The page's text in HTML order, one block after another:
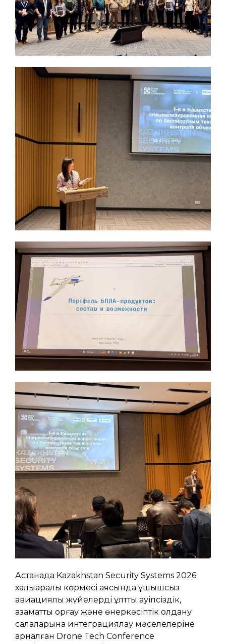
Астанада Kazakhstan Security Systems 2026
халықаралық көрмесі аясында ұшқышсыз
авиациялық жүйелерді ұлттық қауіпсіздік,
азаматтық қорғау және өнеркәсіптік қолдану
салаларына интеграциялау мәселелеріне
арналған Drone Tech Conference